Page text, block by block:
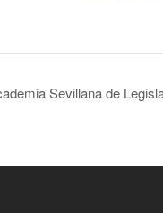
Sevillana de